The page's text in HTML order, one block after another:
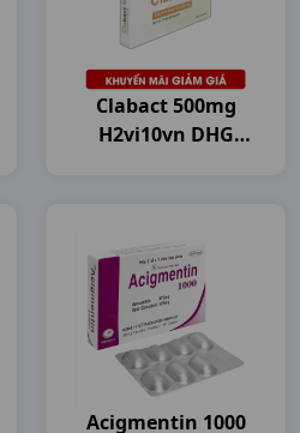
Clabact 500mg
H2vi10vn DHG
Acigmentin 1000